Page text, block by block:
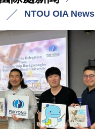
NTOU OIA News